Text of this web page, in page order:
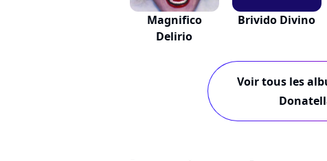
Magnifico
Delirio
Brivido Divino
Voir tous les